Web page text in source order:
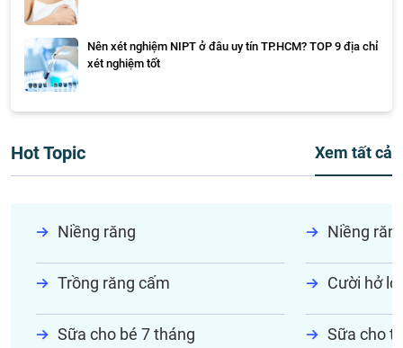
Nên xét nghiệm NIPT ở đâu uy tín TP.HCM? TOP 9 địa chỉ
xét nghiệm tốt
Hot Topic Xem tất cả
Niềng răng Niềng
Trồng răng cấm Cười hở lợi
Sữa cho bé 7 tháng Sữa cho